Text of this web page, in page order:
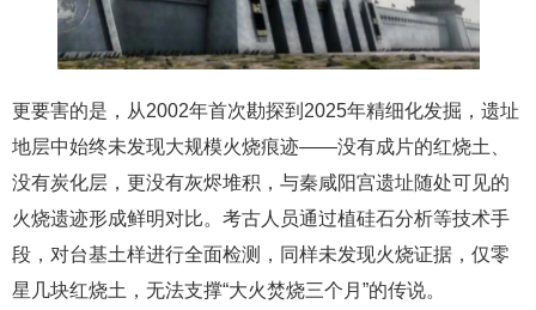
更要害的是，从2002年首次勘探到2025年精细化发掘，遗址
地层中始终未发现大规模火烧痕迹——没有成片的红烧土、
没有炭化层，更没有灰烬堆积，与秦咸阳宫遗址随处可见的
火烧遗迹形成鲜明对比。考古人员通过植硅石分析等技术手
段，对台基土样进行全面检测，同样未发现火烧证据，仅零
星几块红烧土，无法支撑“大火焚烧三个月”的传说。